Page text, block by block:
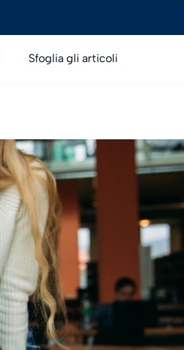
Sfoglia gli articoli